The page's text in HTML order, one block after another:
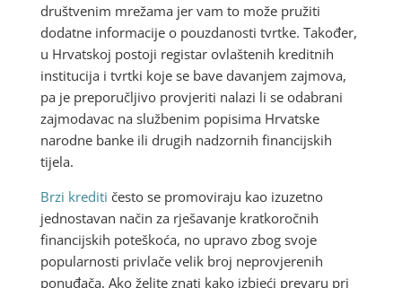
društvenim mrežama jer vam to može pružiti
dodatne informacije o pouzdanosti tvrtke. Također,
u Hrvatskoj postoji registar ovlaštenih kreditnih
institucija i tvrtki koje se bave davanjem zajmova,
pa je preporučljivo provjeriti nalazi li se odabrani
zajmodavac na službenim popisima Hrvatske
narodne banke ili drugih nadzornih financijskih
tijela.
Brzi krediti često se promoviraju kao izuzetno
jednostavan način za rješavanje kratkoročnih
financijskih poteškoća, no upravo zbog svoje
popularnosti privlače velik broj neprovjerenih
ponuđača. Ako želite znati kako izbjeći prevaru pri